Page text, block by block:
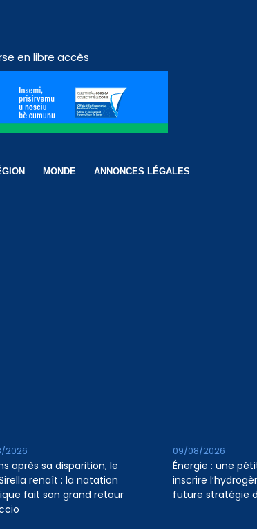
en libre accès
MONDE ANNONCES LÉGALES
après sa disparition, le
renaît : la natation
fait son grand retour
2026
Énergie : une
inscrire
future stratégie
09/08/2026